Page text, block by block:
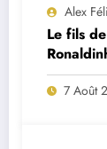
Alex
Le fils
7 Août